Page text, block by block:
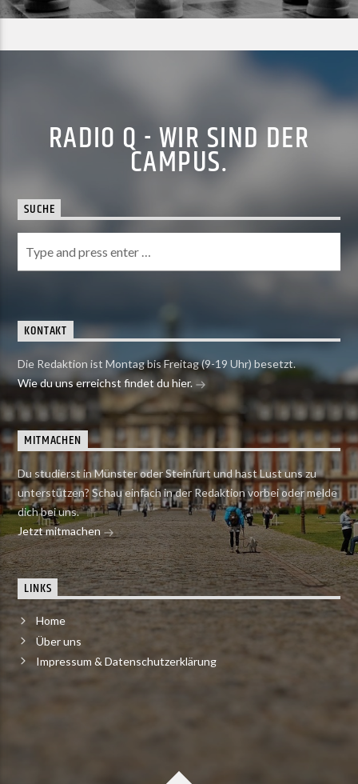
RADIO Q - WIR SIND DER
CAMPUS.
SUCHE
KONTAKT
Die Redaktion ist Montag bis Freitag (9-19 Uhr) besetzt.
Wie du uns erreichst findet du hier.
MITMACHEN
Du studierst in Münster oder Steinfurt und hast Lust uns zu
unterstützen? Schau einfach in der Redaktion vorbei oder melde
dich bei uns.
Jetzt mitmachen
LINKS
Home
Über uns
Impressum & Datenschutzerklärung